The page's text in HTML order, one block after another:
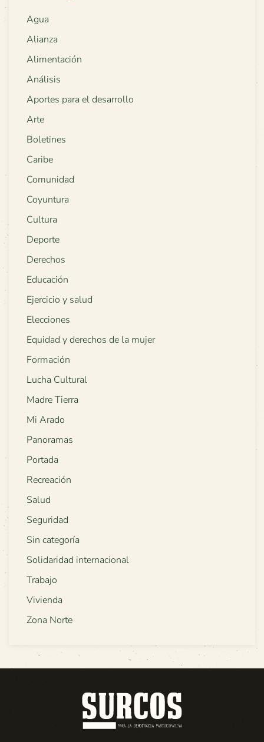
Agua
Alianza
Alimentación
Análisis
Aportes para el desarrollo
Arte
Boletines
Caribe
Comunidad
Coyuntura
Cultura
Deporte
Derechos
Educación
Ejercicio y salud
Elecciones
Equidad y derechos de la mujer
Formación
Lucha Cultural
Madre Tierra
Mi Arado
Panoramas
Portada
Recreación
Salud
Seguridad
Sin categoría
Solidaridad internacional
Trabajo
Vivienda
Zona Norte